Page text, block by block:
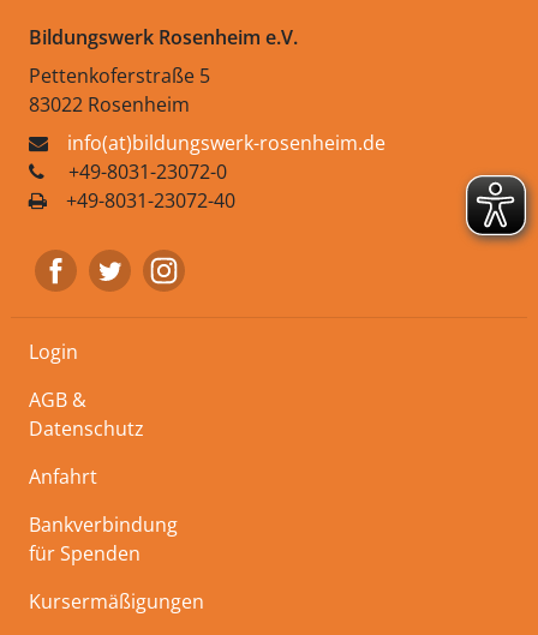
Bildungswerk Rosenheim e.V.
Pettenkoferstraße 5
83022 Rosenheim
info(at)bildungswerk-rosenheim.de
+49-8031-23072-0
+49-8031-23072-40
Login
AGB &
Datenschutz
Anfahrt
Bankverbindung
für Spenden
Kursermäßigungen